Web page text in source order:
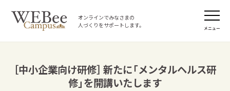
オンラインでみなさまの
人づくりをサポートします。
メニュー
［中小企業向け研修］ 新たに「メンタルヘルス研
修」を開講いたします